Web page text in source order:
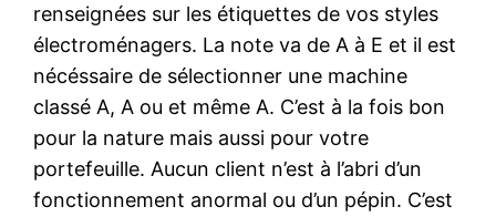
renseignées sur les étiquettes de vos styles
électroménagers. La note va de A à E et il est
nécéssaire de sélectionner une machine
classé A, A ou et même A. C’est à la fois bon
pour la nature mais aussi pour votre
portefeuille. Aucun client n’est à l’abri d’un
fonctionnement anormal ou d’un pépin. C’est